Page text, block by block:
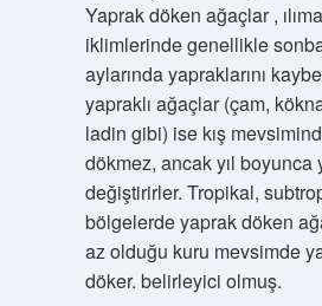
Yaprak döken ağaçlar ,
iklimlerinde genellikle
aylarında yapraklarını
yapraklı ağaçlar (çam,
ladin gibi) ise kış
dökmez, ancak yıl boyunca
değiştirirler. Tropikal,
bölgelerde yaprak döken
az olduğu kuru mevsimde
döker. belirleyici olmuş.